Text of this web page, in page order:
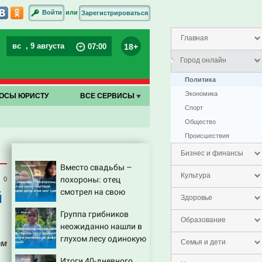
Главная
Город онлайн
Политика
Экономика
Спорт
Общество
Проиcшествия
Бизнес и финансы
Культура
Здоровье
Образование
Семья и дети
Войти или Зарегистрироваться
вс , 9 августа 07:00 18+
ЮРИСТУ ВСЕ СЕРВИСЫ
0
Вместо свадьбы –
похороны: отец
смотрел на свою
дочь и не мог
сдержать слезы
Группа грибников
неожиданно нашли в
глухом лесу одинокую